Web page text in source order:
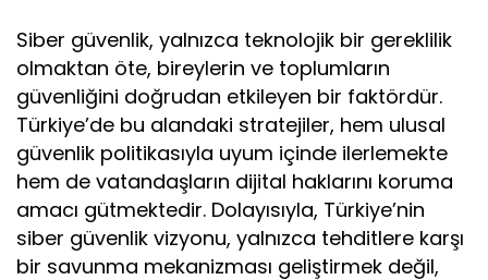
Siber güvenlik, yalnızca teknolojik bir gereklilik
olmaktan öte, bireylerin ve toplumların
güvenliğini doğrudan etkileyen bir faktördür.
Türkiye’de bu alandaki stratejiler, hem ulusal
güvenlik politikasıyla uyum içinde ilerlemekte
hem de vatandaşların dijital haklarını koruma
amacı gütmektedir. Dolayısıyla, Türkiye’nin
siber güvenlik vizyonu, yalnızca tehditlere karşı
bir savunma mekanizması geliştirmek değil,